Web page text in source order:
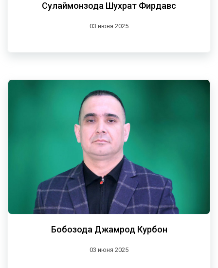
Сулаймонзода Шухрат Фирдавс
03 июня 2025
Бобозода Джамрод Курбон
03 июня 2025